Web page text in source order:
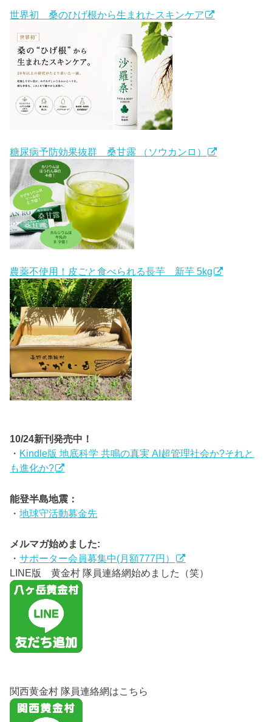
世界初 桑のひげ根から生まれたスキンケア
糖尿病予防効果抜群 桑甘露 （ソウカンロ）
農薬不使用！皮ごと食べられる長芋 新芋 5kg
10/24新刊発売中！
・ Kindle版 地底科学 共鳴の真実 AI超管理社会か?それと
も進化か?
能登半島地震：
・地球守活動募金先
メルマガ始めました:
・サポーター会員募集中(月額777円）
LINE版 黄金村 隊員連絡網始めました（笑）
関西黄金村 隊員連絡網はこちら